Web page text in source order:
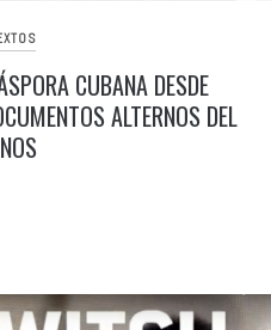
CUBANA DESDE
ALTERNOS DEL